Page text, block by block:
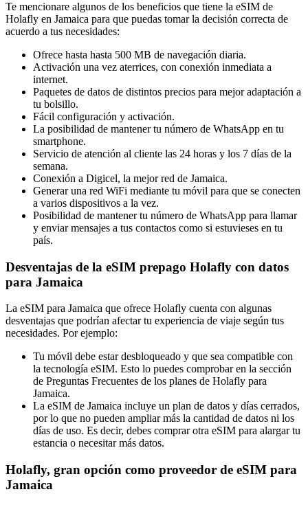
Te mencionare algunos de los beneficios que tiene la eSIM de
Holafly en Jamaica para que puedas tomar la decisión correcta de
acuerdo a tus necesidades:
Ofrece hasta hasta 500 MB de navegación diaria.
Activación una vez aterrices, con conexión inmediata a
internet.
Paquetes de datos de distintos precios para mejor adaptación a
tu bolsillo.
Fácil configuración y activación.
La posibilidad de mantener tu número de WhatsApp en tu
smartphone.
Servicio de atención al cliente las 24 horas y los 7 días de la
semana.
Conexión a Digicel, la mejor red de Jamaica.
Generar una red WiFi mediante tu móvil para que se conecten
a varios dispositivos a la vez.
Posibilidad de mantener tu número de WhatsApp para llamar
y enviar mensajes a tus contactos como si estuvieses en tu
país.
Desventajas de la eSIM prepago Holafly con datos
para Jamaica
La eSIM para Jamaica que ofrece Holafly cuenta con algunas
desventajas que podrían afectar tu experiencia de viaje según tus
necesidades. Por ejemplo:
Tu móvil debe estar desbloqueado y que sea compatible con
la tecnología eSIM. Esto lo puedes comprobar en la sección
de Preguntas Frecuentes de los planes de Holafly para
Jamaica.
La eSIM de Jamaica incluye un plan de datos y días cerrados,
por lo que no pueden ampliar más la cantidad de datos ni los
días de uso. Es decir, debes comprar otra eSIM para alargar tu
estancia o necesitar más datos.
Holafly, gran opción como proveedor de eSIM para
Jamaica